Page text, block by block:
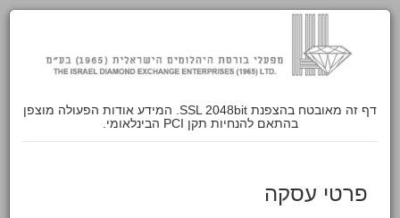
דף זה מאובטח בהצפנת SSL 2048bit. המידע אודות הפעולה מוצפן
בהתאם להנחיות תקן PCI הבינלאומי.
פרטי עסקה